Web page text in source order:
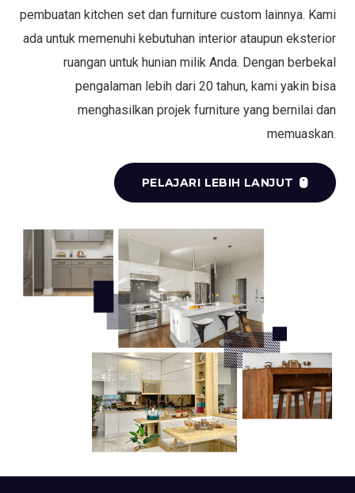
pembuatan kitchen set dan furniture custom lainnya. Kami
ada untuk memenuhi kebutuhan interior ataupun eksterior
ruangan untuk hunian milik Anda. Dengan berbekal
pengalaman lebih dari 20 tahun, kami yakin bisa
menghasilkan projek furniture yang bernilai dan
memuaskan.
PELAJARI LEBIH LANJUT